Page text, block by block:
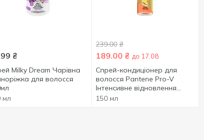
₴
Milky Dream Чарівна
для волосся
мл
239.00 ₴
189.00 ₴ до 17.08
Спрей-кондиціонер для
волосся Pantene Pro-V
Інтенсивне відновлення
150мл
150 мл